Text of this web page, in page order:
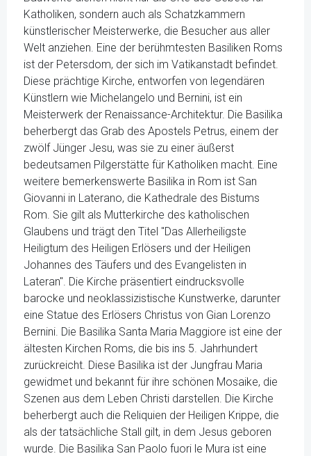
Katholiken, sondern auch als Schatzkammern
künstlerischer Meisterwerke, die Besucher aus aller
Welt anziehen. Eine der berühmtesten Basiliken Roms
ist der Petersdom, der sich im Vatikanstadt befindet.
Diese prächtige Kirche, entworfen von legendären
Künstlern wie Michelangelo und Bernini, ist ein
Meisterwerk der Renaissance-Architektur. Die Basilika
beherbergt das Grab des Apostels Petrus, einem der
zwölf Jünger Jesu, was sie zu einer äußerst
bedeutsamen Pilgerstätte für Katholiken macht. Eine
weitere bemerkenswerte Basilika in Rom ist San
Giovanni in Laterano, die Kathedrale des Bistums
Rom. Sie gilt als Mutterkirche des katholischen
Glaubens und trägt den Titel "Das Allerheiligste
Heiligtum des Heiligen Erlösers und der Heiligen
Johannes des Täufers und des Evangelisten in
Lateran". Die Kirche präsentiert eindrucksvolle
barocke und neoklassizistische Kunstwerke, darunter
eine Statue des Erlösers Christus von Gian Lorenzo
Bernini. Die Basilika Santa Maria Maggiore ist eine der
ältesten Kirchen Roms, die bis ins 5. Jahrhundert
zurückreicht. Diese Basilika ist der Jungfrau Maria
gewidmet und bekannt für ihre schönen Mosaike, die
Szenen aus dem Leben Christi darstellen. Die Kirche
beherbergt auch die Reliquien der Heiligen Krippe, die
als der tatsächliche Stall gilt, in dem Jesus geboren
wurde. Die Basilika San Paolo fuori le Mura ist eine